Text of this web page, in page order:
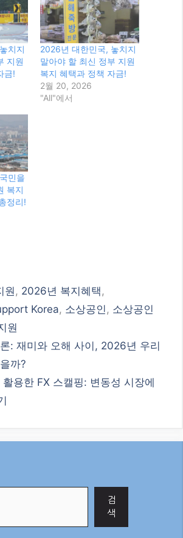
치지
지원
금!
2026년 대한민국, 놓치지
말아야 할 최신 정부 지원
복지 혜택과 정책 자금!
2월 20, 2026
"All"에서
민을
복지
정리!
원 , 2026년 복지혜택 ,
Korea, 소상공인 , 소상공인
원
: 재미와 오해 사이, 2026년 우리
까?
용한 FX 스캘핑: 변동성 시장에
검
색